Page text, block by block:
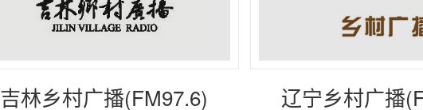
吉林乡村广播(FM97.6) 辽宁乡村广播